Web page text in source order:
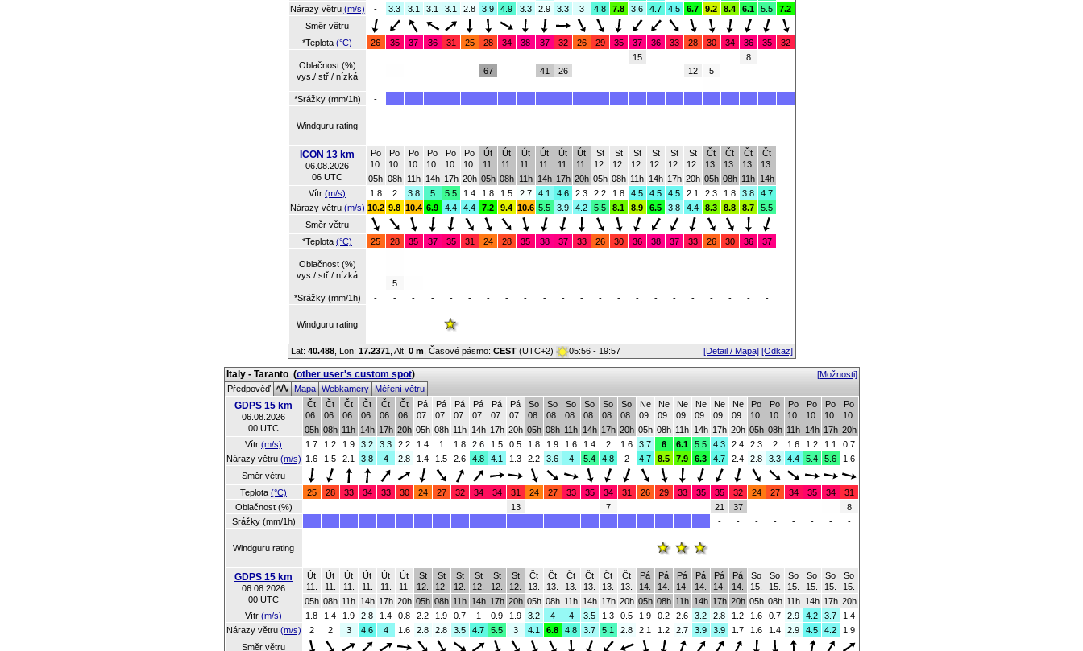
Nárazy větru (m/s) - 3.3 3.1 3.1 3.1 2.8 3.9 4.9 3.3 2.9 3.3 3 4.8 7.8 3.6 4.7 4.5 6.7 9.2 8.4 6.1 5.5
7.2
Směr větru
*Teplota (°C) 26 35 37 36 31 25 28 34 38 37 32 26 29 35 37 36 33 28 30 34 36 35 32
Oblačnost (%)
vys./ stř./ nízká
67 41 26
15
12
5
8
*Srážky (mm/1h) -
Windguru rating
ICON 13 km
06.08.2026
06 UTC
Po
10.
Po
10.
Po
10.
Po
10.
Po
10.
Po
10.
Út
11.
Út
11.
Út
11.
Út
11.
Út
11.
Út
11.
St
12.
St
12.
St
12.
St
12.
St
12.
St
12.
Čt
13.
Čt
13.
Čt
13.
Čt
13.
05h 08h 11h 14h 17h 20h 05h 08h 11h 14h 17h 20h 05h 08h 11h 14h 17h 20h 05h 08h 11h 14h
Vítr (m/s) 1.8 2 3.8 5 5.5 1.4 1.8 1.5 2.7 4.1 4.6 2.3 2.2 1.8 4.5 4.5 4.5 2.1 2.3 1.8 3.8
4.7
Nárazy větru (m/s) 10.2 9.8 10.4 6.9 4.4 4.4 7.2 9.4 10.6 5.5 3.9 4.2 5.5 8.1 8.9 6.5 3.8 4.4 8.3 8.8 8.7
5.5
Směr větru
*Teplota (°C) 25 28 35 37 35 31 24 28 35 38 37 33 26 30 36 38 37 33 26 30 36 37
Oblačnost (%)
vys./ stř./ nízká
5
*Srážky (mm/1h)
- - - - - - - - - - - - - - - - - - - - - -
Windguru rating
Lat: 40.488, Lon: 17.2371, Alt: 0 m , Časové pásmo: CEST(UTC+2) 05:56 - 19:57 [Detail / Mapa] [Odkaz]
Italy - Taranto (other user's custom spot)
[Možnosti]
Předpověď
MapaWebkameryMěření větru
GDPS 15 km
06.08.2026
00 UTC
Čt
06.
Čt
06.
Čt
06.
Čt
06.
Čt
06.
Čt
06.
Pá
07.
Pá
07.
Pá
07.
Pá
07.
Pá
07.
Pá
07.
So
08.
So
08.
So
08.
So
08.
So
08.
So
08.
Ne
09.
Ne
09.
Ne
09.
Ne
09.
Ne
09.
Ne
09.
Po
10.
Po
10.
Po
10.
Po
10.
Po
10.
Po
10.
05h 08h 11h 14h 17h 20h 05h 08h 11h 14h 17h 20h 05h 08h 11h 14h 17h 20h 05h 08h 11h 14h 17h 20h 05h 08h 11h 14h 17h 20h
Vítr (m/s) 1.7 1.2 1.9 3.2 3.3 2.2 1.4 1 1.8 2.6 1.5 0.5 1.8 1.9 1.6 1.4 2 1.6 3.7 6 6.1 5.5 4.3 2.4 2.3 2 1.6 1.2 1.1
0.7
Nárazy větru (m/s) 1.6 1.5 2.1 3.8 4 2.8 1.4 1.5 2.6 4.8 4.1 1.3 2.2 3.6 4 5.4 4.8 2 4.7 8.5 7.9 6.3 4.7 2.4 2.8 3.3 4.4 5.4 5.6
1.6
Směr větru
Teplota (°C) 25 28 33 34 33 30 24 27 32 34 34 31 24 27 33 35 34 31 26 29 33 35 35 32 24 27 34 35 34
31
Oblačnost (%)
13 7 21 37
8
Srážky (mm/1h)
- - - - - - - -
Windguru rating
GDPS 15 km
06.08.2026
00 UTC
Út
11.
Út
11.
Út
11.
Út
11.
Út
11.
Út
11.
St
12.
St
12.
St
12.
St
12.
St
12.
St
12.
Čt
13.
Čt
13.
Čt
13.
Čt
13.
Čt
13.
Čt
13.
Pá
14.
Pá
14.
Pá
14.
Pá
14.
Pá
14.
Pá
14.
So
15.
So
15.
So
15.
So
15.
So
15.
So
15.
05h 08h 11h 14h 17h 20h 05h 08h 11h 14h 17h 20h 05h 08h 11h 14h 17h 20h 05h 08h 11h 14h 17h 20h 05h 08h 11h 14h 17h 20h
Vítr (m/s) 1.8 1.4 1.9 2.8 1.4 0.8 2.2 1.9 0.7 1 0.9 1.9 3.2 4 4 3.5 1.3 0.5 1.9 0.2 2.6 3.2 2.8 1.2 1.6 0.7 2.9 4.2 3.7
1.4
Nárazy větru (m/s) 2 2 3 4.6 4 1.6 2.8 2.8 3.5 4.7 5.5 3 4.1 6.8 4.8 3.7 5.1 2.8 2.1 1.2 2.7 3.9 3.9 1.7 1.6 1.4 2.9 4.5 4.2
1.9
Směr větru